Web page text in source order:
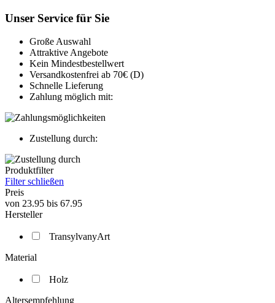
Unser Service für Sie
Große Auswahl
Attraktive Angebote
Kein Mindestbestellwert
Versandkostenfrei ab 70€ (D)
Schnelle Lieferung
Zahlung möglich mit:
Zustellung durch:
Produktfilter
Filter schließen
Preis
von 23.95 bis 67.95
Hersteller
TransylvanyArt
Material
Holz
Altersempfehlung